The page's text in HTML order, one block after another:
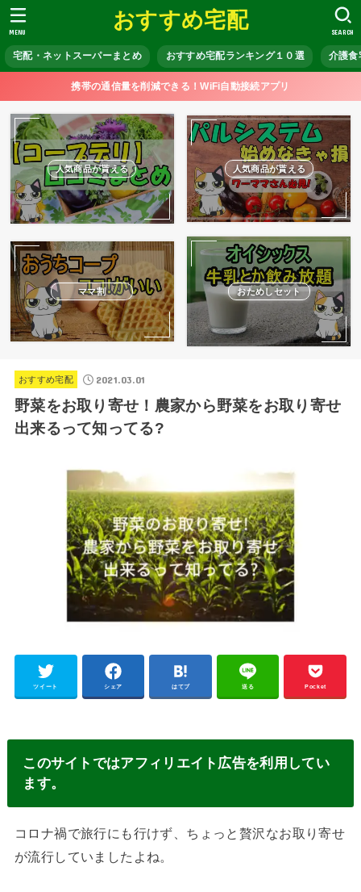
おすすめ宅配
宅配・ネットスーパーまとめ おすすめ宅配ランキング１０選 介護食
SEARCH
MENU
携帯の通信量を削減できる！WiFi自動接続アプリ
人気商品が貰える 人気商品が貰える
ママ割 おためしセット
おすすめ宅配 2021.03.01
野菜をお取り寄せ！農家から野菜をお取り寄せ
出来るって知ってる?
ツイート シェア はてブ 送る Pocket
このサイトではアフィリエイト広告を利用してい
ます。
コロナ禍で旅行にも行けず、ちょっと贅沢なお取り寄せ
が流行していましたよね。